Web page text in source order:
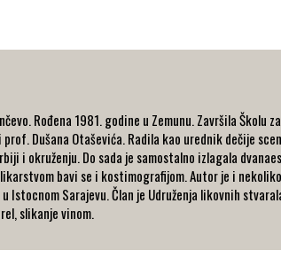
Rođena 1981. godine u Zemunu. Završila Školu
Dušana Otaševića. Radila kao urednik dečije
i okruženju. Do sada je samostalno izlagala
bavi se i kostimografijom. Autor je i
Istocnom Sarajevu. Član je Udruženja likovnih
slikanje vinom.